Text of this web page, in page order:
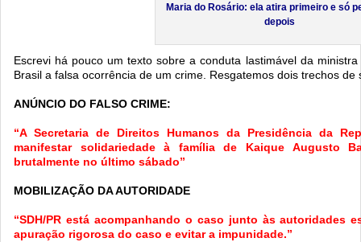
Maria do Rosário: ela atira primeiro e só
depois
Escrevi há pouco um texto sobre a conduta lastimável da
Brasil a falsa ocorrência de um crime. Resgatemos dois trechos de
ANÚNCIO DO FALSO CRIME:
“A Secretaria de Direitos Humanos da Presidência da
manifestar solidariedade à família de Kaique Augusto
brutalmente no último sábado”
MOBILIZAÇÃO DA AUTORIDADE
“SDH/PR está acompanhando o caso junto às autoridades
apuração rigorosa do caso e evitar a impunidade.”